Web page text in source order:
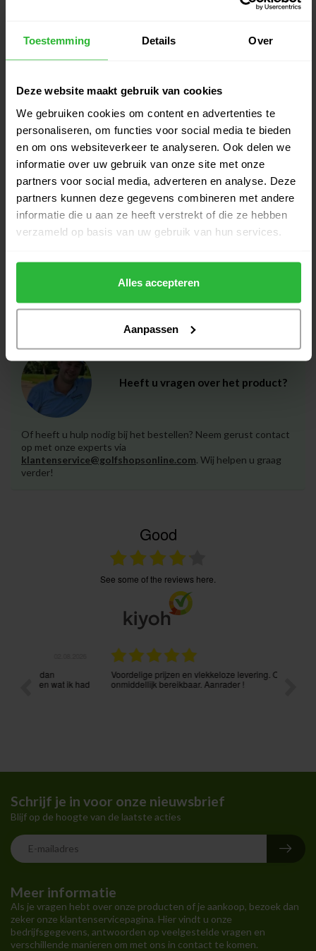
Toestemming Details Over
Deze website maakt gebruik van cookies
We gebruiken cookies om content en advertenties te
personaliseren, om functies voor social media te bieden
en om ons websiteverkeer te analyseren. Ook delen we
informatie over uw gebruik van onze site met onze
partners voor social media, adverteren en analyse. Deze
partners kunnen deze gegevens combineren met andere
informatie die u aan ze heeft verstrekt of die ze hebben
verzameld op basis van uw gebruik van hun services.
Alles accepteren
Aanpassen
€399,00
TaylorMade Spider Tour X SL
Op voorraad
TaylorMade Spider Tour X
Torched slant putter RH
Op voorraad
€379,00
Odyssey DFX Ten S Putter RH
Op voorraad
€159,00
Heeft u vragen over het product?
Of heeft u hulp nodig bij het bestellen? Neem gerust contact
op met onze experts via
klantenservice@golfshopsonline.com. Wij helpen u graag
verder!
Good
see some of the reviews here.
Voordelige prijzen en vlekkeloze levering. Ook via mail
onmiddellijk bereikbaar. Aanrader !
Meer informatie
Als je vragen hebt over onze producten of je aankoop, bezoek dan
zeker onze klantenservicepagina. Hier vindt u onze
bedrijfsgegevens, antwoorden op veelgestelde vragen en
verschillende manieren om met ons in contact te komen.
Schrijf je in voor onze nieuwsbrief
Blijf op de hoogte van de laatste acties